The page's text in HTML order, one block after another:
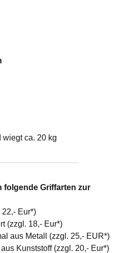
wiegt ca. 20 kg
folgende Griffarten zur
Eur*)
(zzgl. 18,- Eur*)
aus Metall (zzgl. 25,- EUR*)
Kunststoff (zzgl. 20,- Eur*)